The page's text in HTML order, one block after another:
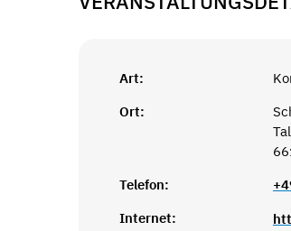
Art:
Ort:
Telefon:
Internet: